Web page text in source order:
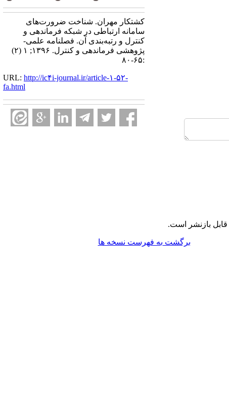
کشتکار مهران. شناخت ضرورت‌های
سامانه‌ ارتباطی در شبکه فرماندهی و
کنترل و رتبه‌بندی آن. فصلنامه علمی-
پژوهشی فرماندهی و کنترل. ۱۳۹۶; ۱ (۲)
:۶۵-۸۰
URL: http://ic۴i-journal.ir/article-۱-۵۲-
fa.html
قابل بازنشر است.
برگشت به فهرست نسخه ها